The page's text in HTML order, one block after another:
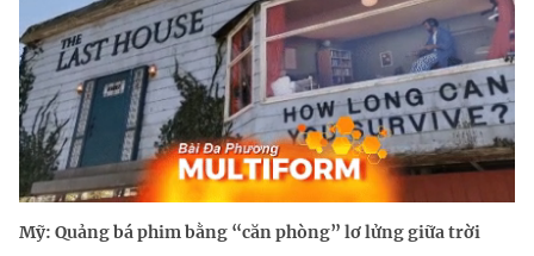
Mỹ: Quảng bá phim bằng “căn phòng” lơ lửng giữa trời